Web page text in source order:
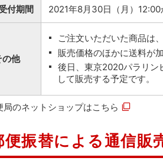
付期間 2021年8月30日（月）
の他
ご注文いただいた商品は
販売価格のほかに送料が
後日、東京2020パラリ
して販売する予定です。
局のネットショップはこちら
便振替による通信販